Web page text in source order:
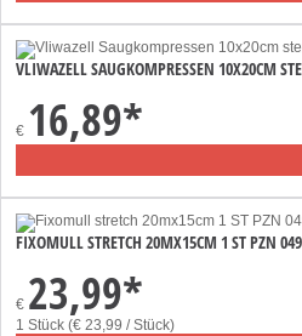
VLIWAZELL SAUGKOMPRESSEN 10X20CM
€ 16,89*
FIXOMULL STRETCH 20MX15CM 1 ST PZN
€ 23,99*
1 Stück (€ 23,99 / Stück)